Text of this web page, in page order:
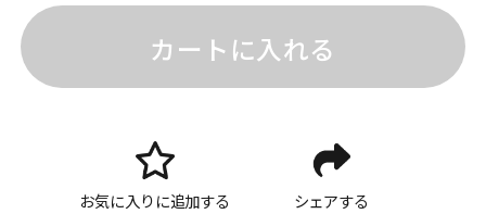
カートに入れる
お気に入りに追加する シェアする